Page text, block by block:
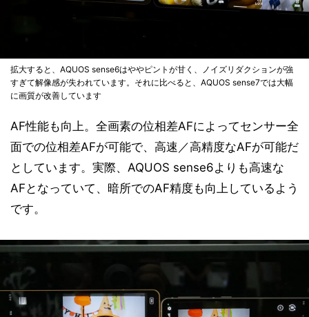
拡大すると、AQUOS sense6はややピントが甘く、ノイズリダクションが強
すぎて解像感が失われています。それに比べると、AQUOS sense7では大幅
に画質が改善しています
AF性能も向上。全画素の位相差AFによってセンサー全
面での位相差AFが可能で、高速／高精度なAFが可能だ
としています。実際、AQUOS sense6よりも高速な
AFとなっていて、暗所でのAF精度も向上しているよう
です。